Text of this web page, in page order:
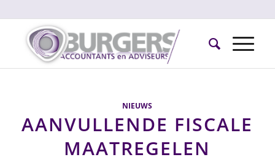
NIEUWS
AANVULLENDE FISCALE
MAATREGELEN